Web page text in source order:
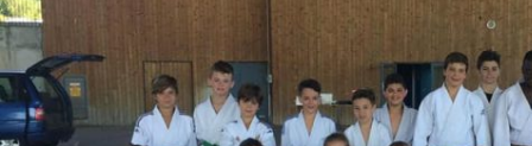
Historique 2016-2017
Historique 2015-2016